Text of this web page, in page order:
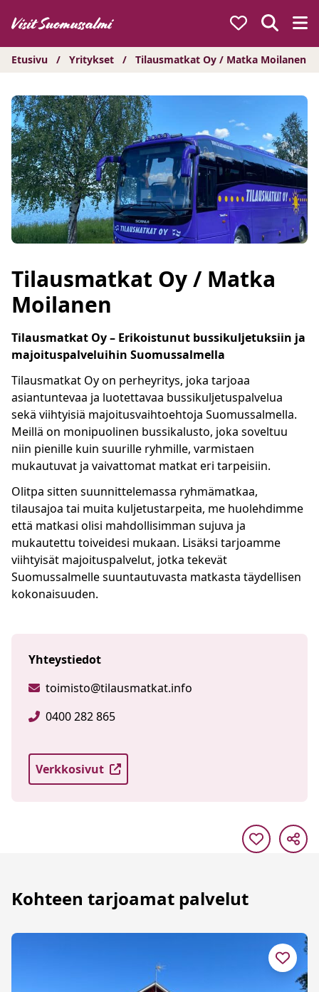
sisältöön
Etusivu / Yritykset / Tilausmatkat Oy / Matka Moilanen
Tilausmatkat Oy / Matka
Moilanen
Tilausmatkat Oy – Erikoistunut bussikuljetuksiin ja
majoituspalveluihin Suomussalmella
Tilausmatkat Oy on perheyritys, joka tarjoaa
asiantuntevaa ja luotettavaa bussikuljetuspalvelua
sekä viihtyisiä majoitusvaihtoehtoja Suomussalmella.
Meillä on monipuolinen bussikalusto, joka soveltuu
niin pienille kuin suurille ryhmille, varmistaen
mukautuvat ja vaivattomat matkat eri tarpeisiin.
Olitpa sitten suunnittelemassa ryhmämatkaa,
tilausajoa tai muita kuljetustarpeita, me huolehdimme
että matkasi olisi mahdollisimman sujuva ja
mukautettu toiveidesi mukaan. Lisäksi tarjoamme
viihtyisät majoituspalvelut, jotka tekevät
Suomussalmelle suuntautuvasta matkasta täydellisen
kokonaisuuden.
Yhteystiedot
toimisto@tilausmatkat.info
0400 282 865
Verkkosivut
Kohteen tarjoamat palvelut